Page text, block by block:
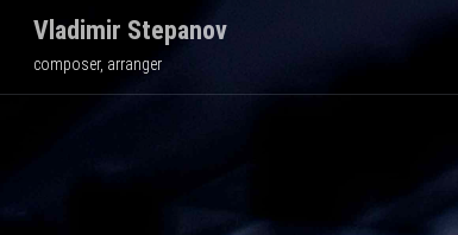
Vladimir Stepanov
composer, arranger